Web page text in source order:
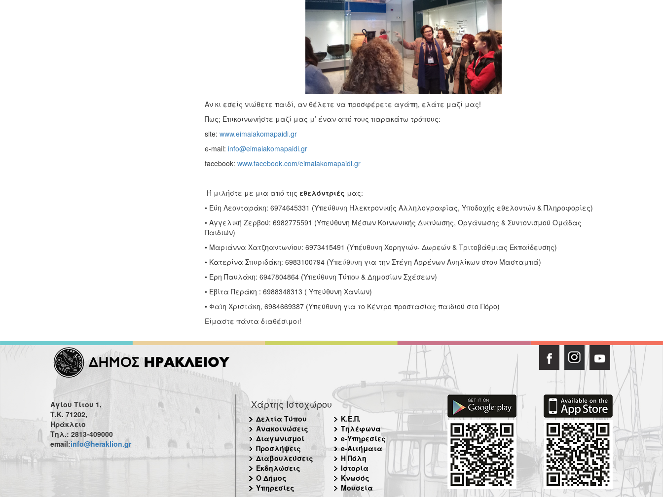
Αν κι εσείς νιώθετε παιδί, αν θέλετε να προσφέρετε αγάπη, ελάτε μαζί μας!
Πως; Επικοινωνήστε μαζί μας μ’ έναν από τους παρακάτω τρόπους:
site: www.eimaiakomapaidi.gr
e-mail: info@eimaiakomapaidi.gr
facebook: www.facebook.com/eimaiakomapaidi.gr
Ή μιλήστε με μια από της εθελόντριές μας:
• Εύη Λεονταράκη: 6974645331 (Υπεύθυνη Ηλεκτρονικής Αλληλογραφίας, Υποδοχής εθελοντών & Πληροφορίες)
• Αγγελική Ζερβού: 6982775591 (Υπεύθυνη Μέσων Κοινωνικής Δικτύωσης, Οργάνωσης & Συντονισμού Ομάδας
Παιδιών)
• Μαριάννα Χατζηαντωνίου: 6973415491 (Υπέυθυνη Χορηγιών- Δωρεών & Τριτοβάθμιας Εκπαίδευσης)
• Κατερίνα Σπυριδάκη: 6983100794 (Υπεύθυνη για την Στέγη Αρρένων Ανηλίκων στον Μασταμπά)
• Έρη Παυλάκη: 6947804864 (Υπεύθυνη Τύπου & Δημοσίων Σχέσεων)
• Εβίτα Περάκη : 6988348313 ( Υπεύθυνη Χανίων)
• Φαίη Χριστάκη, 6984669387 (Υπεύθυνη για το Κέντρο προστασίας παιδιού στο Πόρο)
Είμαστε πάντα διαθέσιμοι!
Αγίου Τίτου 1,
Τ.Κ. 71202,
Ηράκλειο
Τηλ.: 2813-409000
email:info@heraklion.gr
Χάρτης Ιστοχώρου
Δελτία Τύπου
Ανακοινώσεις
Διαγωνισμοί
Προσλήψεις
Διαβουλεύσεις
Εκδηλώσεις
Ο Δήμος
Υπηρεσίες
Κ.Ε.Π.
Τηλέφωνα
e-Υπηρεσίες
e-Αιτήματα
Η Πόλη
Ιστορία
Κνωσός
Μουσεία